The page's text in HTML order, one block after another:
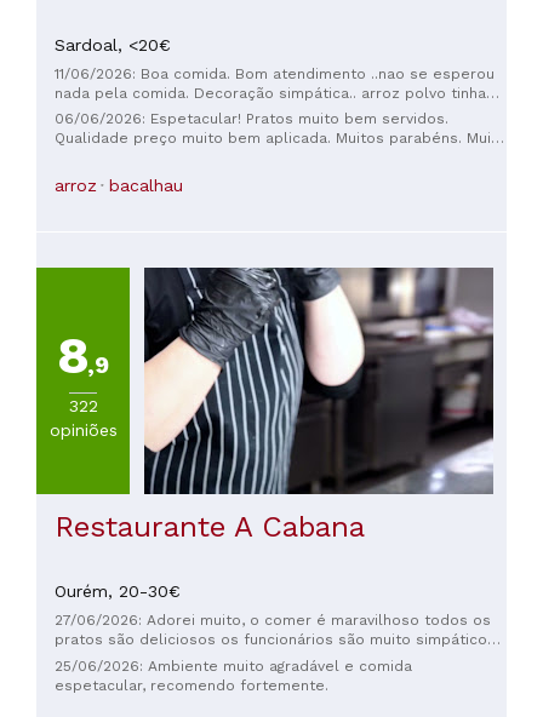
Sardoal, <20€
11/06/2026: Boa comida. Bom atendimento ..nao se esperou
nada pela comida. Decoração simpática.. arroz polvo tinha
bastante. Vinho com o nome da casa e era bom
06/06/2026: Espetacular! Pratos muito bem servidos.
Qualidade preço muito bem aplicada. Muitos parabéns. Muito
de ótimo. ✨
arroz bacalhau
8,9
322
opiniões
Restaurante A Cabana
Ourém, 20-30€
27/06/2026: Adorei muito, o comer é maravilhoso todos os
pratos são deliciosos os funcionários são muito simpáticos
o local é muito sossegado e acolhedor sempre que vier a
Fátima vou sempre almoçar no restaurante a Cabana.
25/06/2026: Ambiente muito agradável e comida
espetacular, recomendo fortemente.